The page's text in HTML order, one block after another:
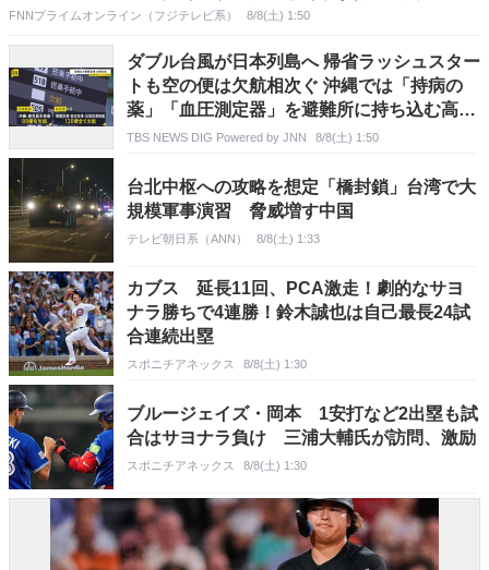
FNNプライムオンライン（フジテレビ系） 8/8(土) 1:50
ダブル台風が日本列島へ 帰省ラッシュスター
トも空の便は欠航相次ぐ 沖縄では「持病の
薬」「血圧測定器」を避難所に持ち込む高齢
者も 週明け15号も本州へ【news23】
TBS NEWS DIG Powered by JNN 8/8(土) 1:50
台北中枢への攻略を想定「橋封鎖」台湾で大
規模軍事演習 脅威増す中国
テレビ朝日系（ANN） 8/8(土) 1:33
カブス 延長11回、PCA激走！劇的なサヨ
ナラ勝ちで4連勝！鈴木誠也は自己最長24試
合連続出塁
スポニチアネックス 8/8(土) 1:30
ブルージェイズ・岡本 1安打など2出塁も試
合はサヨナラ負け 三浦大輔氏が訪問、激励
スポニチアネックス 8/8(土) 1:30